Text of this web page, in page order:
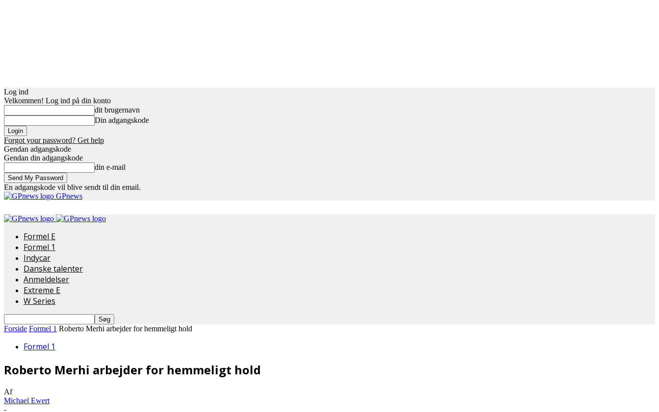
Log ind
Velkommen! Log ind på din konto
dit brugernavn
Din adgangskode
Forgot your password? Get help
Gendan adgangskode
Gendan din adgangskode
din e-mail
En adgangskode vil blive sendt til din email.
GPnews
Formel E
Formel 1
Indycar
Danske talenter
Anmeldelser
Extreme E
W Series
Forside Formel 1 Roberto Merhi arbejder for hemmeligt hold
Formel 1
Roberto Merhi arbejder for hemmeligt hold
Af
Michael Ewert
-